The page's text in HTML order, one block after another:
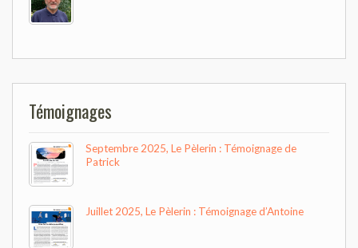
Témoignages
Septembre 2025, Le Pèlerin : Témoignage de
Patrick
Juillet 2025, Le Pèlerin : Témoignage d’Antoine